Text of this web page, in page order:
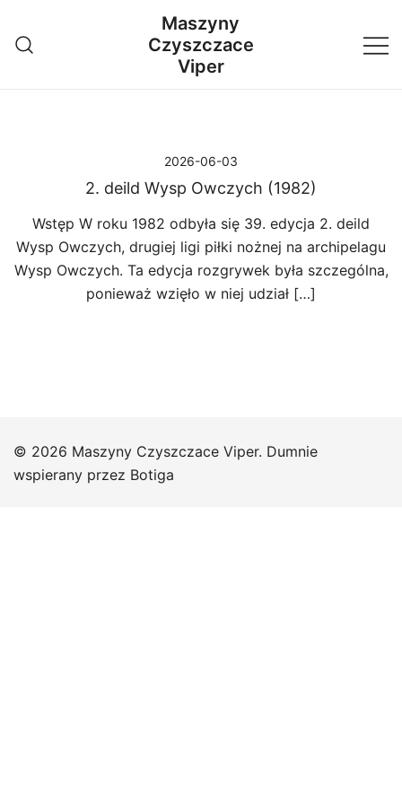
treści
Maszyny
Czyszczace
Viper
2026-06-03
2. deild Wysp Owczych (1982)
Wstęp W roku 1982 odbyła się 39. edycja 2. deild
Wysp Owczych, drugiej ligi piłki nożnej na archipelagu
Wysp Owczych. Ta edycja rozgrywek była szczególna,
ponieważ wzięło w niej udział […]
© 2026 Maszyny Czyszczace Viper. Dumnie
wspierany przez Botiga